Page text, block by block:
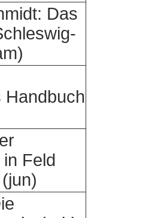
Das
Handbuch
Feld